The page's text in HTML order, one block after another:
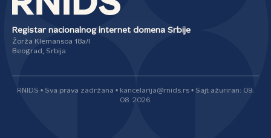
Registar nacionalnog internet domena Srbije
Žorža Klemansoa 18a/I
Beograd, Srbija
RNIDS • Sva prava zadržana • kancelarija@rnids.rs • Sajt ažuriran: 09.
08. 2026.